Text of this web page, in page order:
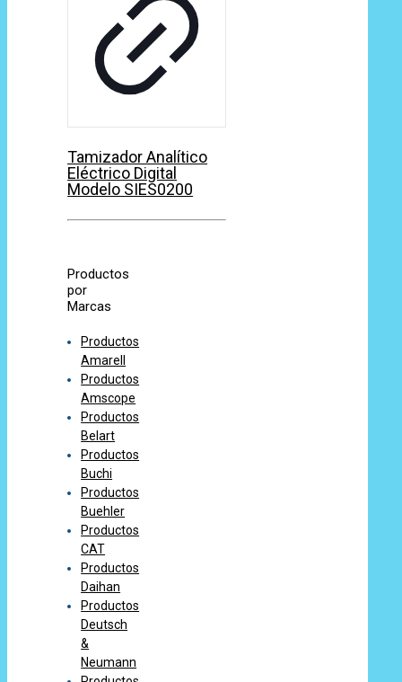
Tamizador Analítico
Eléctrico Digital
Modelo SIES0200
Productos
por
Marcas
Productos
Amarell
Productos
Amscope
Productos
Belart
Productos
Buchi
Productos
Buehler
Productos
CAT
Productos
Daihan
Productos
Deutsch
&
Neumann